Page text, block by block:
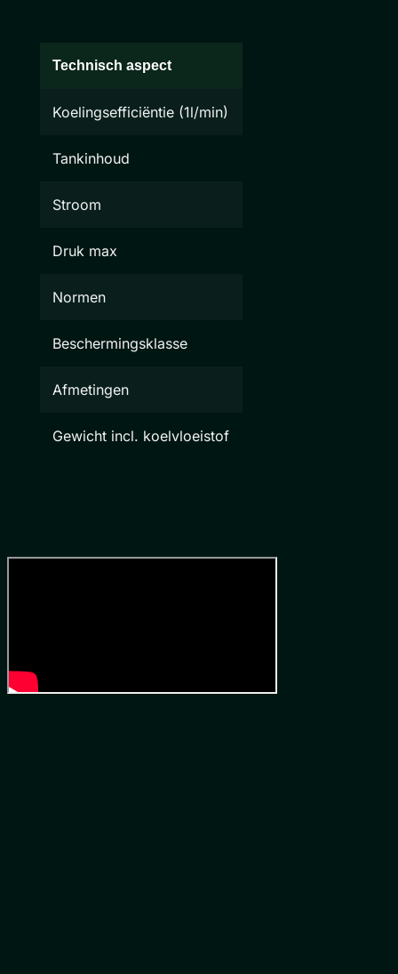
Technisch aspect
Koelingsefficiëntie (1l/min)
Tankinhoud
Stroom
Druk max
Normen
Beschermingsklasse
Afmetingen
Gewicht incl. koelvloeistof